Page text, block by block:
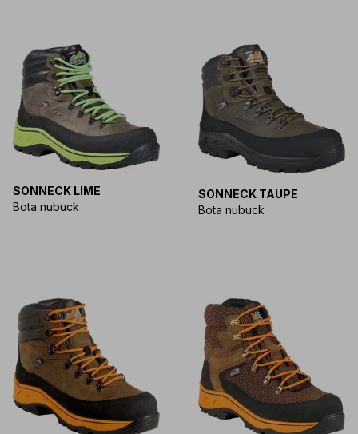
SONNECK LIME
Bota nubuck
SONNECK TAUPE
Bota nubuck